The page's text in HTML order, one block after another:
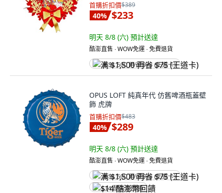
首購折扣價$389
40% $233
明天 8/8 (六) 預計送達
酷澎直售 ∙ WOW免運 ∙ 免費退貨
满 $1,500 再省 $75 (王道卡)
OPUS LOFT 純真年代 仿舊啤酒瓶蓋壁
飾 虎牌
首購折扣價$483
40% $289
明天 8/8 (六) 預計送達
酷澎直售 ∙ WOW免運 ∙ 免費退貨
满 $1,500 再省 $75 (王道卡)
$14 酷澎幣回饋